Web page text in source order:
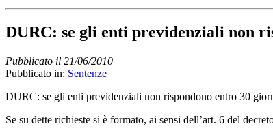
DURC: se gli enti previdenziali non
Pubblicato il 21/06/2010
Pubblicato in: Sentenze
DURC: se gli enti previdenziali non rispondono entro 30
Se su dette richieste si è formato, ai sensi dell’art. 6 del